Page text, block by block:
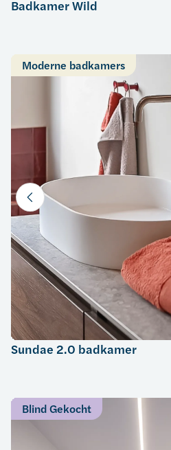
Badkamer Wild
Moderne badkamers
Sundae 2.0 badkamer
Blind Gekocht